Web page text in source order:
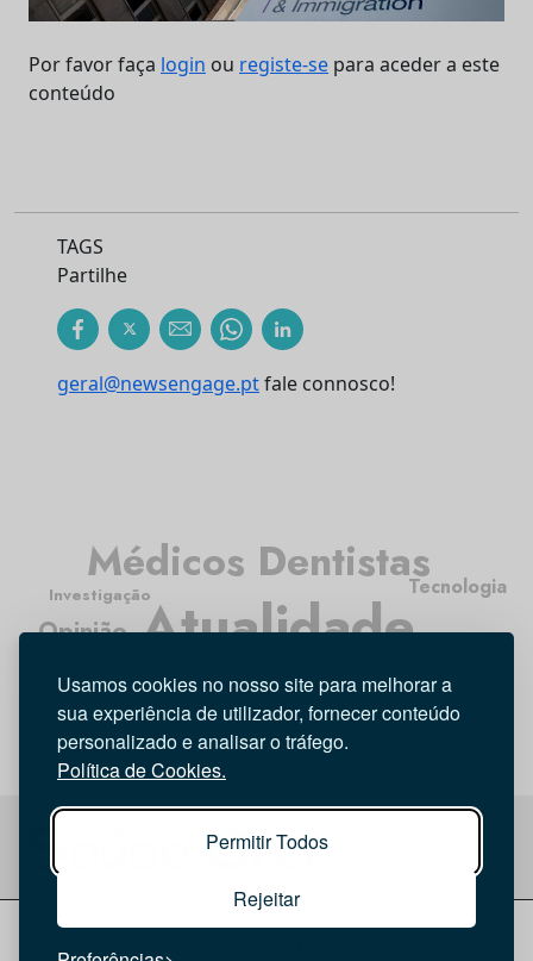
Usamos cookies no nosso site para melhorar a
sua experiência de utilizador, fornecer conteúdo
personalizado e analisar o tráfego.
Política de Cookies.
Permitir Todos
Rejeitar
Por favor faça login ou registe-se para aceder a este
conteúdo
TAGS
Partilhe
geral@newsengage.ptfale connosco!
Atualidade
Médicos Dentistas
Higiene OralEntrevista
Opinião
Tecnologia
Investigação